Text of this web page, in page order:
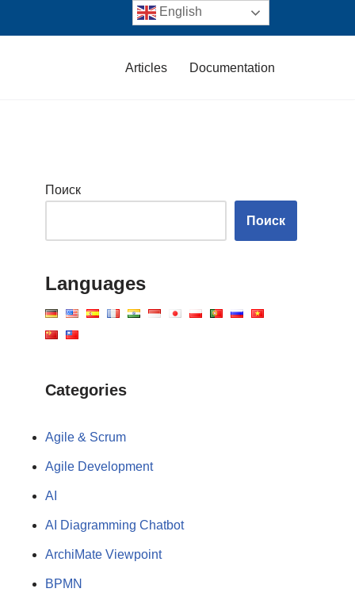
Articles Documentation
Поиск
Поиск
Languages
Categories
Agile & Scrum
Agile Development
AI
AI Diagramming Chatbot
ArchiMate Viewpoint
BPMN
English